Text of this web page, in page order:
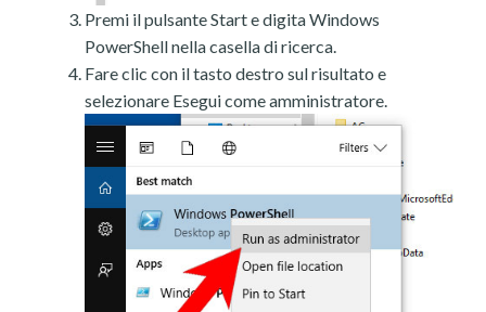
Premi il pulsante Start e digita Windows
PowerShell nella casella di ricerca.
Fare clic con il tasto destro sul risultato e
selezionare Esegui come amministratore.